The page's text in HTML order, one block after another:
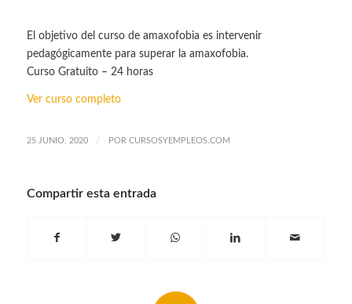
El objetivo del curso de amaxofobia es intervenir
pedagógicamente para superar la amaxofobia.
Curso Gratuito – 24 horas
Ver curso completo
25 JUNIO, 2020 / POR CURSOSYEMPLEOS.COM
Compartir esta entrada